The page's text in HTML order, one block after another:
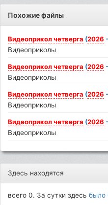
Похожие файлы
Видеоприкол четверга (2026
Видеоприколы
Видеоприкол четверга (2026
Видеоприколы
Видеоприкол четверга (2026
Видеоприколы
Видеоприкол четверга (2026
Видеоприколы
Здесь находятся
всего 0. За сутки здесьбыло